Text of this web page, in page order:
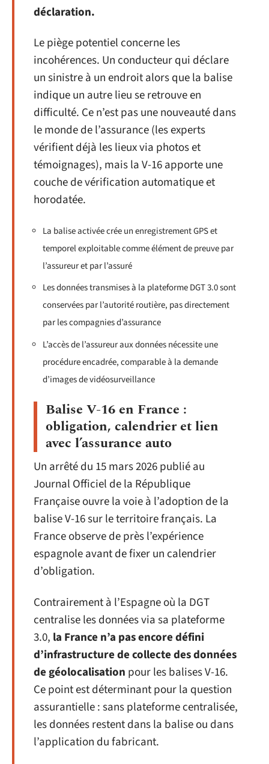
déclaration.
Le piège potentiel concerne les
incohérences. Un conducteur qui déclare
un sinistre à un endroit alors que la balise
indique un autre lieu se retrouve en
difficulté. Ce n’est pas une nouveauté dans
le monde de l’assurance (les experts
vérifient déjà les lieux via photos et
témoignages), mais la V-16 apporte une
couche de vérification automatique et
horodatée.
La balise activée crée un enregistrement GPS et
temporel exploitable comme élément de preuve par
l’assureur et par l’assuré
Les données transmises à la plateforme DGT 3.0 sont
conservées par l’autorité routière, pas directement
par les compagnies d’assurance
L’accès de l’assureur aux données nécessite une
procédure encadrée, comparable à la demande
d’images de vidéosurveillance
Balise V-16 en France :
obligation, calendrier et lien
avec l’assurance auto
Un arrêté du 15 mars 2026 publié au
Journal Officiel de la République
Française ouvre la voie à l’adoption de la
balise V-16 sur le territoire français. La
France observe de près l’expérience
espagnole avant de fixer un calendrier
d’obligation.
Contrairement à l’Espagne où la DGT
centralise les données via sa plateforme
3.0, la France n’a pas encore défini
d’infrastructure de collecte des données
de géolocalisation pour les balises V-16.
Ce point est déterminant pour la question
assurantielle : sans plateforme centralisée,
les données restent dans la balise ou dans
l’application du fabricant.